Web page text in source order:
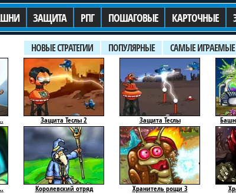
ЗАЩИТА РПГ ПОШАГОВЫЕ КАРТОЧНЫЕ
НОВЫЕ СТРАТЕГИИ ПОПУЛЯРНЫЕ САМЫЕ ИГРАЕМЫЕ
Защита Теслы 2 Защита Теслы
Королевский отряд Хранитель рощи 3